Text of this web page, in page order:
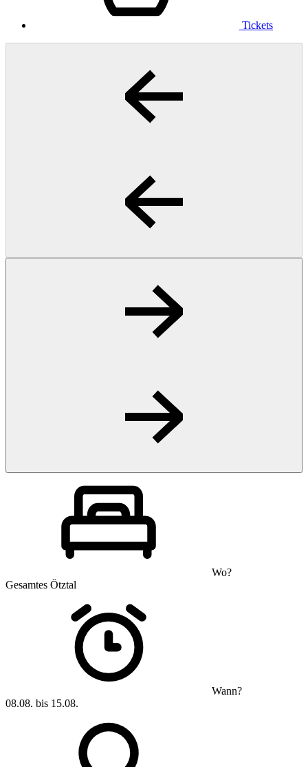
Tickets
Wo?
Gesamtes Ötztal
Wann?
08.08. bis 15.08.